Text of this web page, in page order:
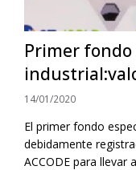
Primer fondo
14/01/2020
El primer fondo
debidamente
ACCODE para llevar